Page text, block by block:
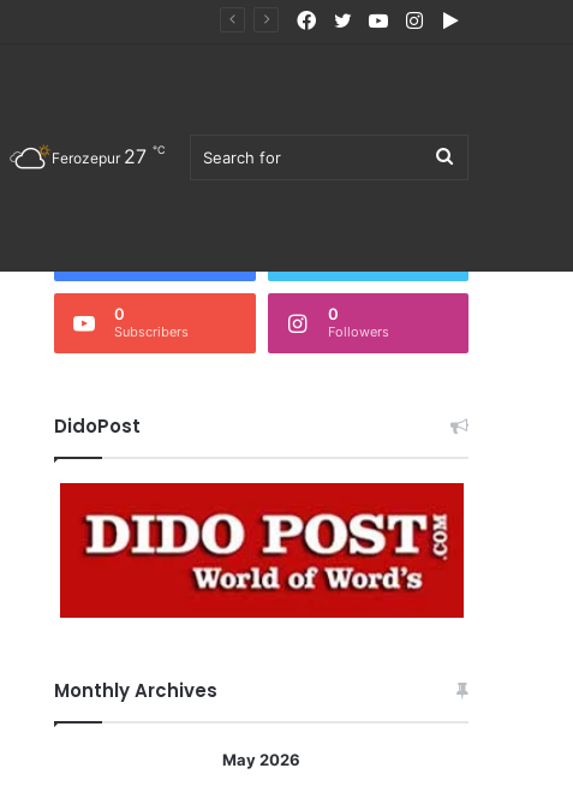
Google
Instagram
YouTube
Twitter
Facebook
Search
Ferozepur 27 ℃
Follow Us
0
Subscribers
0
Followers
DidoPost
Monthly Archives
May 2026